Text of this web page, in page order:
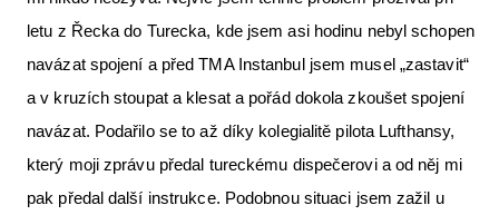
letu z Řecka do Turecka, kde jsem asi hodinu nebyl schopen
navázat spojení a před TMA Instanbul jsem musel „zastavit“
a v kruzích stoupat a klesat a pořád dokola zkoušet spojení
navázat. Podařilo se to až díky kolegialitě pilota Lufthansy,
který moji zprávu předal tureckému dispečerovi a od něj mi
pak předal další instrukce. Podobnou situaci jsem zažil u